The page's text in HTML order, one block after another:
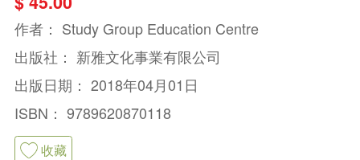
作者： Study Group Education Centre
出版社： 新雅文化事業有限公司
出版日期： 2018年04月01日
ISBN： 9789620870118
收藏